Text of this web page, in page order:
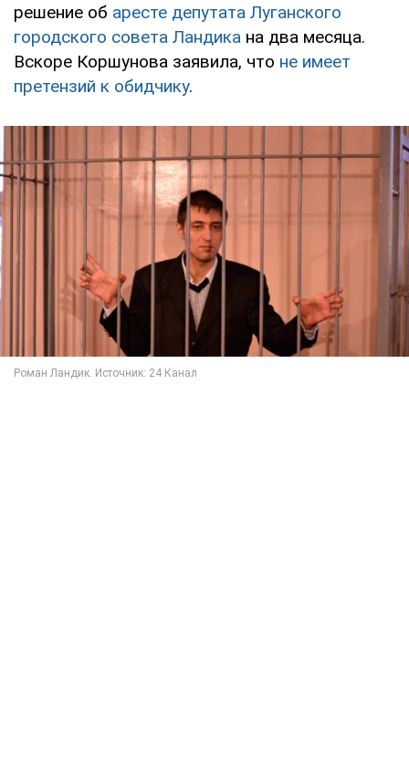
решение об аресте депутата Луганского
городского совета Ландика на два месяца.
Вскоре Коршунова заявила, что не имеет
претензий к обидчику.